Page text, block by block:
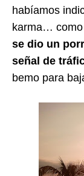
habíamos
karma… como
se dio un
señal de
bemo para